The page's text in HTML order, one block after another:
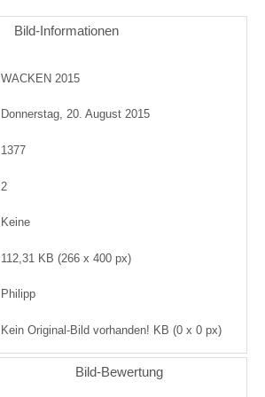
Bild-Informationen
WACKEN 2015
Donnerstag, 20. August 2015
1377
2
Keine
112,31 KB (266 x 400 px)
Philipp
Kein Original-Bild vorhanden! KB (0 x 0 px)
Bild-Bewertung